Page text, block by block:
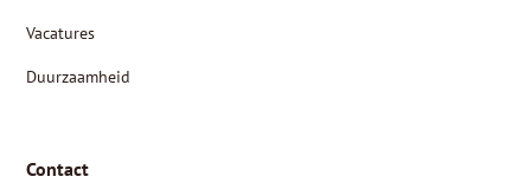
Vacatures
Duurzaamheid
Contact